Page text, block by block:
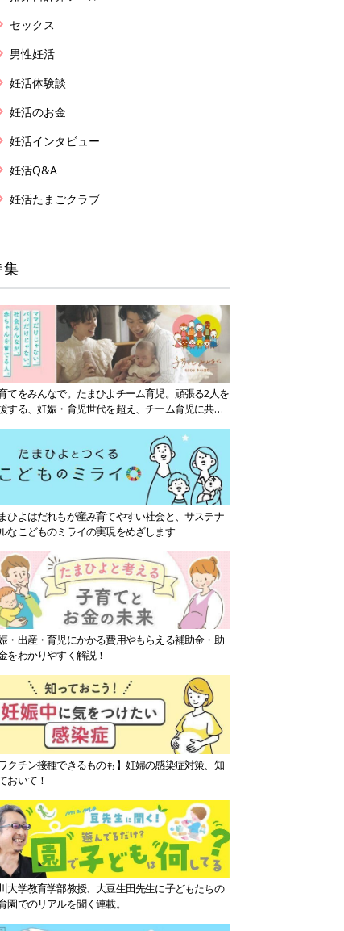
セックス
男性妊活
妊活体験談
妊活のお金
妊活インタビュー
妊活Q&A
妊活たまごクラブ
てをみんなで。たまひよチーム育児。頑張る2人を
する、妊娠・育児世代を超え、チーム育児に共感
ひよはだれもが産み育てやすい社会と、サステナ
なこどものミライの実現をめざします
・出産・育児にかかる費用やもらえる補助金・助
をわかりやすく解説！
ワクチン接種できるものも】妊婦の感染症対策、知
おいて！
大学教育学部教授、大豆生田先生に子どもたちの
園でのリアルを聞く連載。